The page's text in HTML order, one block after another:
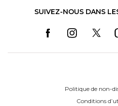
SUIVEZ-NOUS DANS
Politique de non-
Conditions